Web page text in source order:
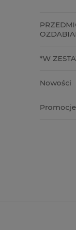
*W
Nowości
Promocje
Papier
miękki